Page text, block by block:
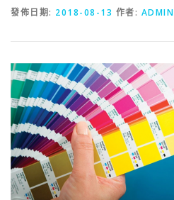
發佈日期: 2018-08-13 作者: ADMIN